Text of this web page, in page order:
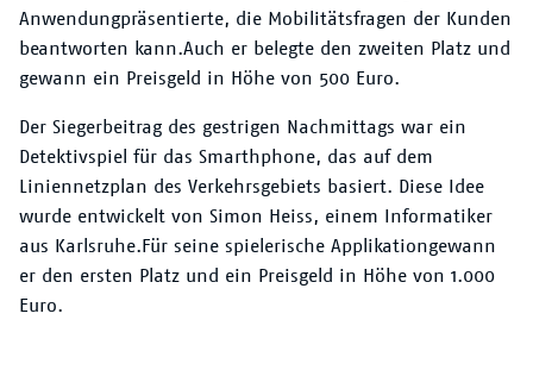
Anwendungpräsentierte, die Mobilitätsfragen der Kunden
beantworten kann.Auch er belegte den zweiten Platz und
gewann ein Preisgeld in Höhe von 500 Euro.
Der Siegerbeitrag des gestrigen Nachmittags war ein
Detektivspiel für das Smarthphone, das auf dem
Liniennetzplan des Verkehrsgebiets basiert. Diese Idee
wurde entwickelt von Simon Heiss, einem Informatiker
aus Karlsruhe. Für seine spielerische Applikationgewann
er den ersten Platz und ein Preisgeld in Höhe von 1.000
Euro.